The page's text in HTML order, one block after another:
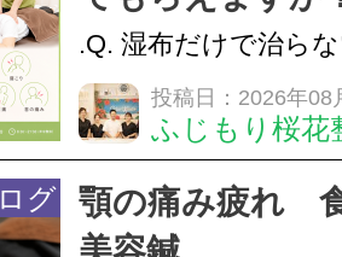
.Q. 湿布だけで治ら
らえますか？A. はい
湿布は痛みを和らげ
すが、原因そのもの
いこともあります。
投稿日：2026年08
ふじもり桜花
グ
顎の痛み疲れ